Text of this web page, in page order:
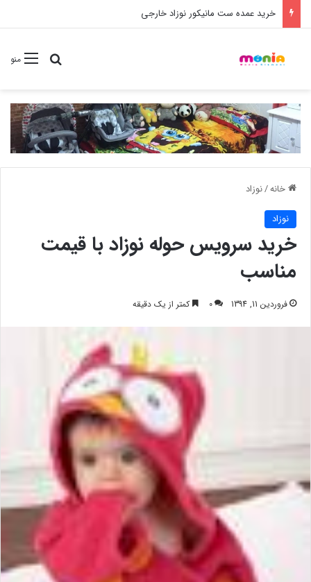
خرید عمده ست مانیکور نوزاد خارجی
منوجستجو
خانه/نوزاد
نوزاد
خرید سرویس حوله نوزاد با قیمت
مناسب
فروردین 11, 1394 0 کمتر از یک دقیقه